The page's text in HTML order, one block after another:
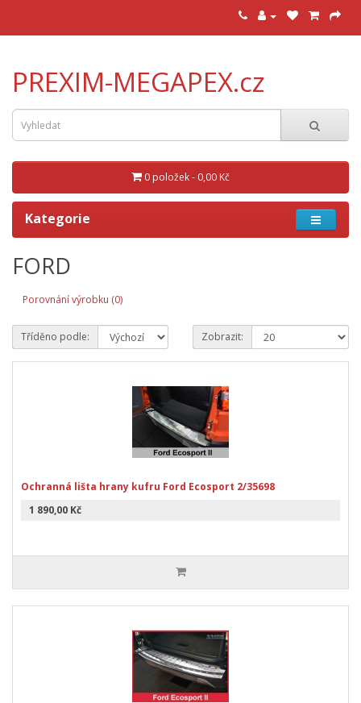
PREXIM-MEGAPEX.cz
0 položek - 0,00 Kč
Kategorie
FORD
Porovnání výrobku (0)
Tříděno podle: Zobrazit:
Ochranná lišta hrany kufru Ford Ecosport 2/35698
1 890,00 Kč